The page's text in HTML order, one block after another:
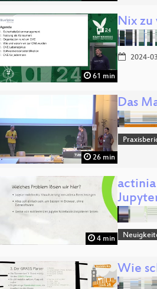
61 min
Nix zu
2024-
26 min
Das
4 min
Wie